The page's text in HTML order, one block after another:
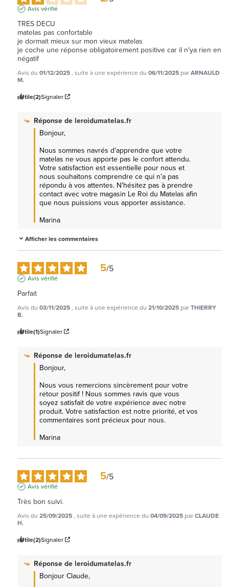
Avis vérifié
TRES DECU
matelas pas confortable
je dormait mieux sur mon vieux matelas
je coche une réponse obligatoirement positive car il n'ya rien en
négatif
Avis du 01/12/2025, suite à une expérience du 06/11/2025 parARNAULD
M.
Utile(2)Signaler
Réponse deleroidumatelas.fr
Bonjour,
Nous sommes navrés d'apprendre que votre
matelas ne vous apporte pas le confort attendu.
Votre satisfaction est essentielle pour nous et
nous souhaitons comprendre ce qui n’a pas
répondu à vos attentes. N'hésitez pas à prendre
contact avec votre magasin Le Roi du Matelas afin
que nous puissions vous apporter assistance.
Marina
Afficher les commentaires
5/5
Avis vérifié
Parfait
Avis du 03/11/2025, suite à une expérience du 21/10/2025 parTHIERRY
B.
Utile(1)Signaler
Réponse deleroidumatelas.fr
Bonjour,
Nous vous remercions sincèrement pour votre
retour positif ! Nous sommes ravis que vous
soyez satisfait de votre expérience avec notre
produit. Votre satisfaction est notre priorité, et vos
commentaires sont précieux pour nous.
Marina
5/5
Avis vérifié
Très bon suivi.
Avis du 25/09/2025, suite à une expérience du 04/09/2025 parCLAUDE
H.
Utile(2)Signaler
Réponse deleroidumatelas.fr
Bonjour Claude,